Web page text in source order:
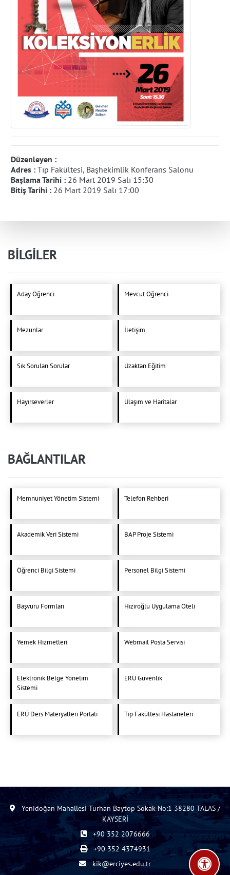
Düzenleyen :
Adres : Tıp Fakültesi, Başhekimlik Konferans Salonu
Başlama Tarihi : 26 Mart 2019 Salı 15:30
Bitiş Tarihi : 26 Mart 2019 Salı 17:00
BİLGİLER
Aday Öğrenci Mevcut Öğrenci
Mezunlar İletişim
Sık Sorulan Sorular Uzaktan Eğitim
Hayırseverler Ulaşım ve Haritalar
BAĞLANTILAR
Memnuniyet Yönetim Sistemi Telefon Rehberi
Akademik Veri Sistemi BAP Proje Sistemi
Öğrenci Bilgi Sistemi Personel Bilgi Sistemi
Başvuru Formları Hızıroğlu Uygulama Oteli
Yemek Hizmetleri Webmail Posta Servisi
Elektronik Belge Yönetim
Sistemi
ERÜ Güvenlik
ERÜ Ders Materyalleri Portali Tıp Fakültesi Hastaneleri
Yenidoğan Mahallesi Turhan Baytop Sokak No:1 38280 TALAS /
KAYSERİ
+90 352 2076666
+90 352 4374931
kik@erciyes.edu.tr